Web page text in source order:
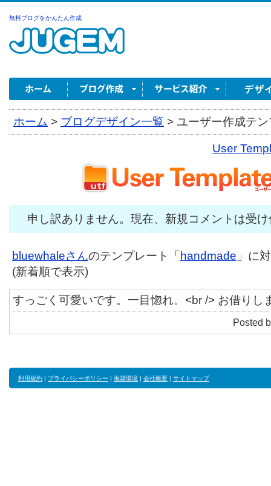
無料ブログをかんたん作成
ホーム > ブログデザイン一覧 > ユーザー作成テ
User
申し訳ありません。現在、新規コメントは受
bluewhaleさんのテンプレート「 handmade 」に
(新着順で表示)
すっごく可愛いです。一目惚れ。<br /> お借りし
Posted
利用規約 | プライバシーポリシー | 推奨環境 | 会社概要 | サイトマップ